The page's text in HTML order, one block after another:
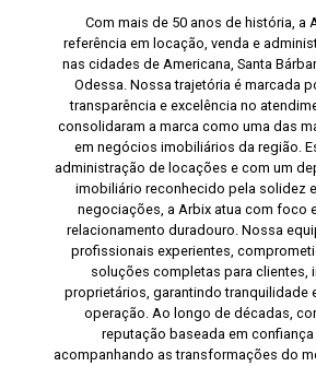
Com mais de 50 anos de história, a
referência em locação, venda e
nas cidades de Americana, Santa
Odessa. Nossa trajetória é marcada
transparência e excelência no
consolidaram a marca como uma das
em negócios imobiliários da região.
administração de locações e com um
imobiliário reconhecido pela solidez
negociações, a Arbix atua com foco
relacionamento duradouro. Nossa
profissionais experientes,
soluções completas para clientes,
proprietários, garantindo tranquilidade
operação. Ao longo de décadas,
reputação baseada em confiança
acompanhando as transformações do